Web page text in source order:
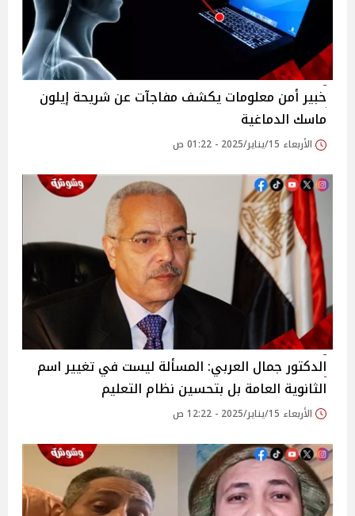
خبير أمن معلومات يكشف مفاجآت عن شريحة إيلون
ماسك الدماغية
الأربعاء 15/يناير/2025 - 01:22 ص
الدكتور جمال العربي: المسألة ليست في تغيير اسم
الثانوية العامة بل بتحسين نظام التعليم
الأربعاء 15/يناير/2025 - 12:22 ص